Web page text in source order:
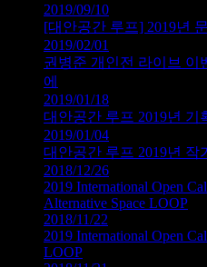
2019/09/10
[대안공간 루프] 2019년
2019/02/01
권병준 개인전 라이브 이
에
2019/01/18
대안공간 루프 2019년 기
2019/01/04
대안공간 루프 2019년 작
2018/12/26
2019 International Open
Alternative Space LOOP
2018/11/22
2019 International Open
LOOP